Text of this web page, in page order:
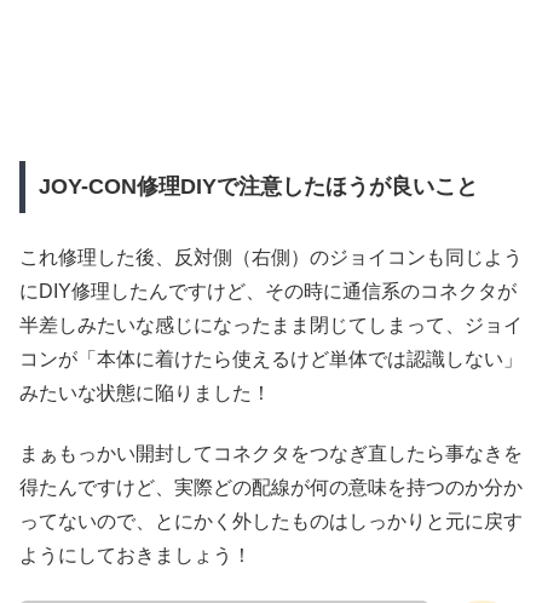
JOY-CON修理DIYで注意したほうが良いこと
これ修理した後、反対側（右側）のジョイコンも同じよう
にDIY修理したんですけど、その時に通信系のコネクタが
半差しみたいな感じになったまま閉じてしまって、ジョイ
コンが「本体に着けたら使えるけど単体では認識しない」
みたいな状態に陥りました！
まぁもっかい開封してコネクタをつなぎ直したら事なきを
得たんですけど、実際どの配線が何の意味を持つのか分か
ってないので、とにかく外したものはしっかりと元に戻す
ようにしておきましょう！